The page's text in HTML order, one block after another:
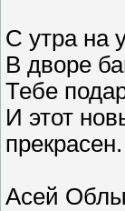
С утра на
В дворе
Тебе
И этот
прекрасен.
Асей